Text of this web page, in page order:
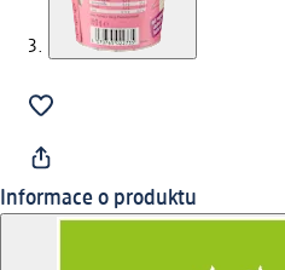
Informace o produktu